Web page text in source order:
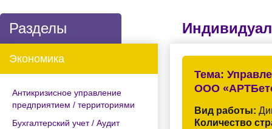
Разделы
Экономика
Антикризисное управление
предприятием / территориями
Бухгалтерский учет / Аудит
Тема:
ООО
Вид работы:
Количество